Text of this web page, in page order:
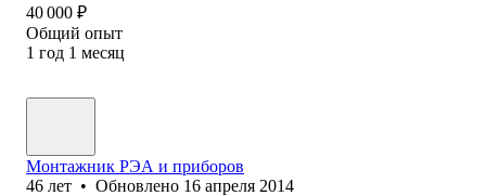
40 000 ₽
Общий опыт
1 год 1 месяц
Монтажник РЭА и приборов
46 лет • Обновлено 16 апреля 2014